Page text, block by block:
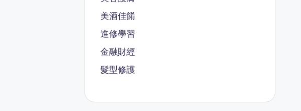
美酒佳餚
進修學習
金融財經
髮型修護